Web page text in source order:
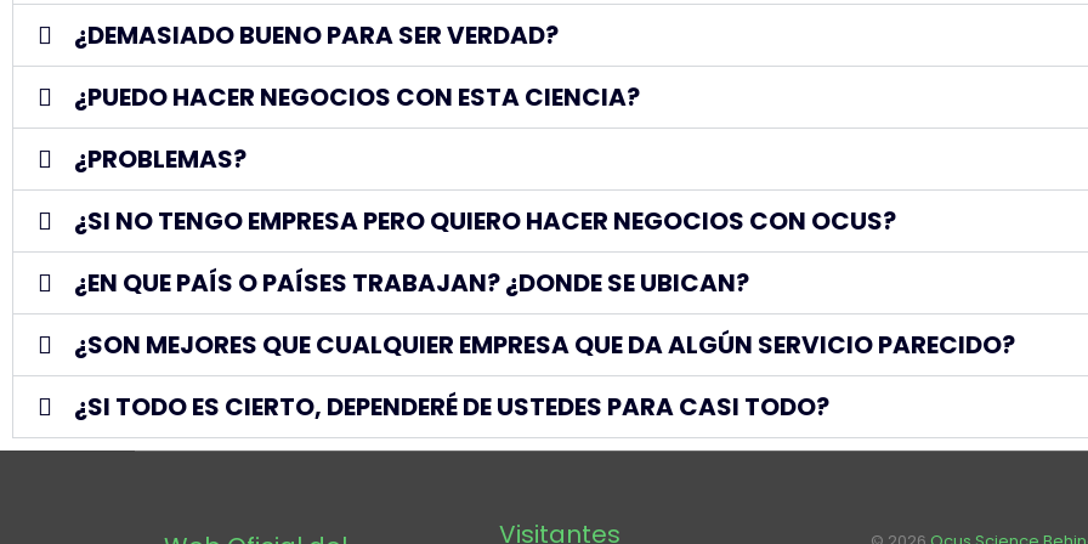
¿DEMASIADO BUENO PARA SER VERDAD?
¿PUEDO HACER NEGOCIOS CON ESTA CIENCIA?
¿PROBLEMAS?
¿SI NO TENGO EMPRESA PERO QUIERO HACER NEGOCIOS CON OCUS?
¿EN QUE PAÍS O PAÍSES TRABAJAN? ¿DONDE SE UBICAN?
¿SON MEJORES QUE CUALQUIER EMPRESA QUE DA ALGÚN SERVICIO PARECIDO?
¿SI TODO ES CIERTO, DEPENDERÉ DE USTEDES PARA CASI TODO?
Visitantes